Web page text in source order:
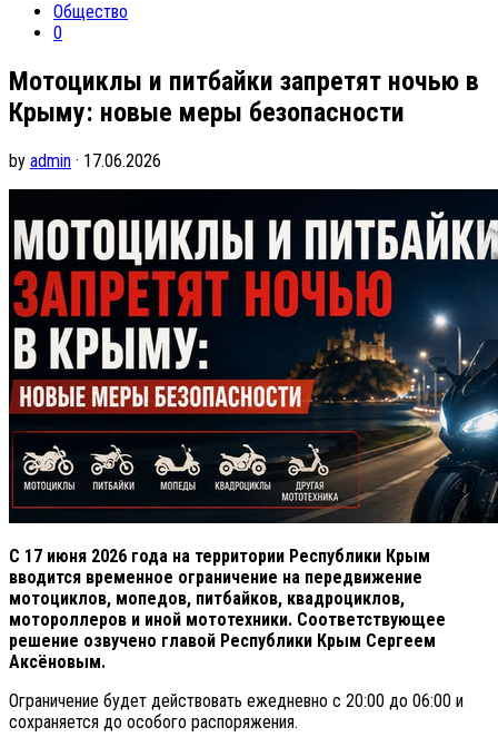
Общество
0
Мотоциклы и питбайки запретят ночью в
Крыму: новые меры безопасности
by admin · 17.06.2026
С 17 июня 2026 года на территории Республики Крым
вводится временное ограничение на передвижение
мотоциклов, мопедов, питбайков, квадроциклов,
мотороллеров и иной мототехники. Соответствующее
решение озвучено главой Республики Крым Сергеем
Аксёновым.
Ограничение будет действовать ежедневно с 20:00 до 06:00 и
сохраняется до особого распоряжения.